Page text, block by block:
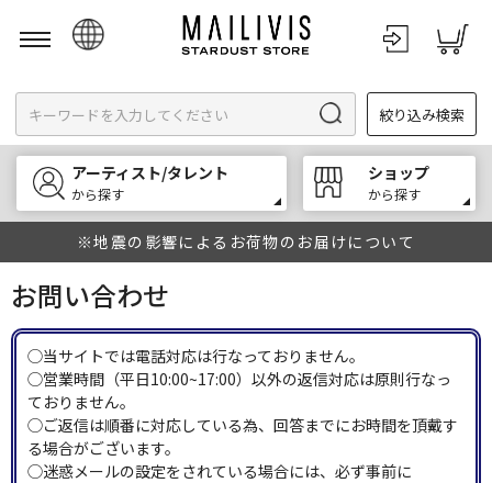
English
한국어
中文
絞り込み検索
アーティスト/タレント
から探す
ショップ
から探す
※地震の影響によるお荷物のお届けについて
お問い合わせ
◯当サイトでは電話対応は行なっておりません。
◯営業時間（平日10:00~17:00）以外の返信対応は原則行なっ
ておりません。
◯ご返信は順番に対応している為、回答までにお時間を頂戴す
る場合がございます。
◯迷惑メールの設定をされている場合には、必ず事前に